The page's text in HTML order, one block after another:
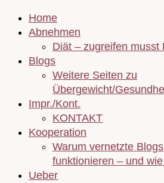
Home
Abnehmen
Diät – zugreifen musst
Blogs
Weitere Seiten zu
Übergewicht/
Impr./Kont.
KONTAKT
Kooperation
Warum vernetzte
funktionieren – und
Ueber